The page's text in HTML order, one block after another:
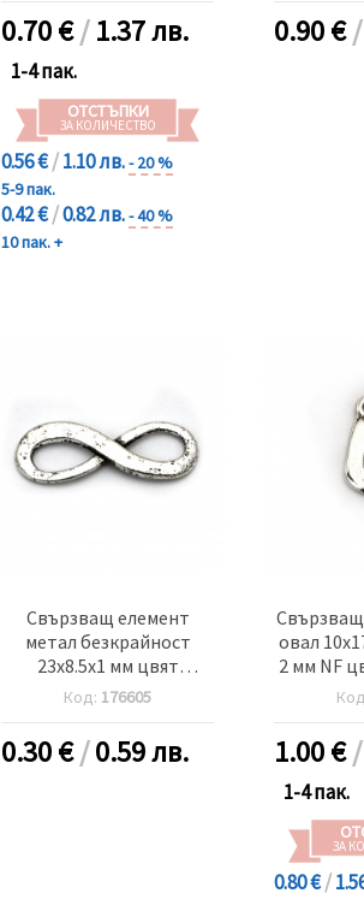
0.70€/1.37 лв.
1-4 пак.
ОТСТЪПКИ
ЗА КОЛИЧЕСТВО
0.56 €/1.10 лв.- 20 %
5-9 пак.
0.42 €/0.82 лв.- 40 %
10 пак. +
0.90€/
Свързващ елемент
метал безкрайност
23x8.5x1 мм цвят
антично сребро -10 броя
Код: 176605
0.30€/0.59 лв.
овал
2 мм NF
1.00€/
1-4 пак.
ЗА
0.80 €/